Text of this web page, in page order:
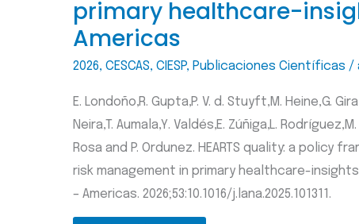
primary healthcare-
Americas
2026, CESCAS, CIESP, Publicaciones Científicas /
E. Londoño,R. Gupta,P. V. d. Stuyft,M. Heine,G.
Neira,T. Aumala,Y. Valdés,E. Zúñiga,L.
Rosa and P. Ordunez. HEARTS quality: a
risk management in primary healthcare-insights
– Americas. 2026;53:10.1016/j.lana.2025.101311.